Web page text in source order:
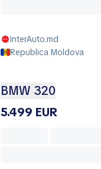
InterAuto.md
Republica Moldova
BMW 320
5.499 EUR